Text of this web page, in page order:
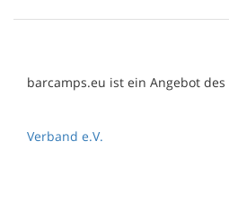
barcamps.eu ist ein Angebot des
Verband e.V.